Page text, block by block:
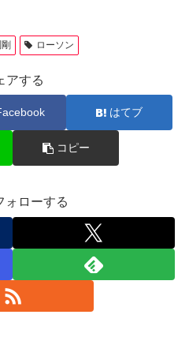
剛 ローソン
アする
はてブ
コピー
ォローする